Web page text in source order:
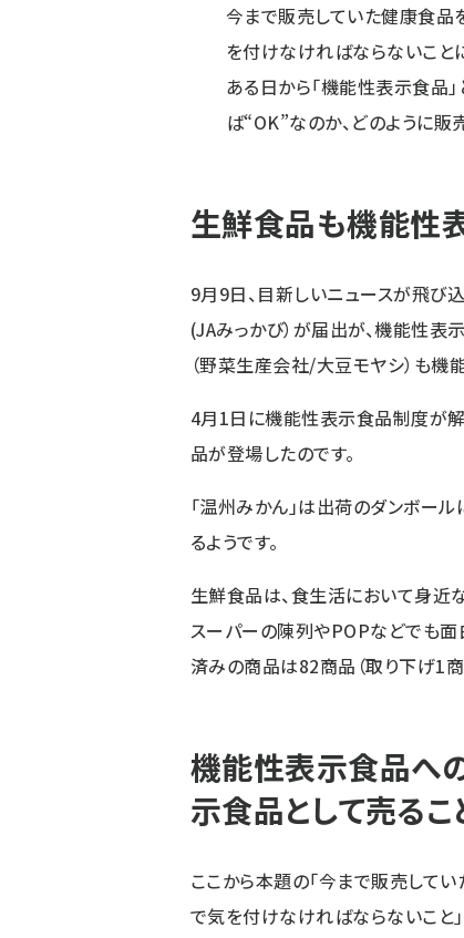
今まで販売していた健康食品
を付けなければならないこと
ある日から「機能性表示食品
ば“OK”なのか、どのように販
生鮮食品も機能性
9月9日、目新しいニュースが飛び
(JAみっかび）が届出が、機能性表
（野菜生産会社/大豆モヤシ）も機
4月1日に機能性表示食品制度が
品が登場したのです。
「温州みかん」は出荷のダンボール
るようです。
生鮮食品は、食生活において身近
スーパーの陳列やPOPなどでも面
済みの商品は82商品（取り下げ1商
機能性表示食品へ
示食品として売る
ここから本題の「今まで販売して
で気を付けなければならないこと」